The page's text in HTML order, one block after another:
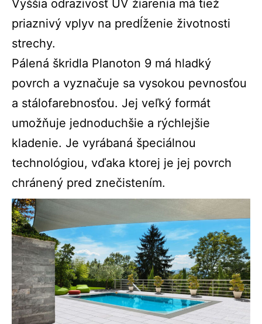
Vyššia odrazivosť UV žiarenia má tiež
priaznivý vplyv na predĺženie životnosti
strechy.
Pálená škridla Planoton 9 má hladký
povrch a vyznačuje sa vysokou pevnosťou
a stálofarebnosťou. Jej veľký formát
umožňuje jednoduchšie a rýchlejšie
kladenie. Je vyrábaná špeciálnou
technológiou, vďaka ktorej je jej povrch
chránený pred znečistením.